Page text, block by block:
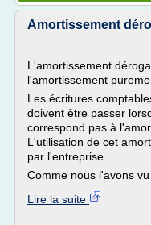
Amortissement
L'amortissement
l'amortissement
Les écritures
doivent être passer
correspond pas à
L'utilisation de cet
par l'entreprise.
Comme nous l'avons vu
Lire la suite